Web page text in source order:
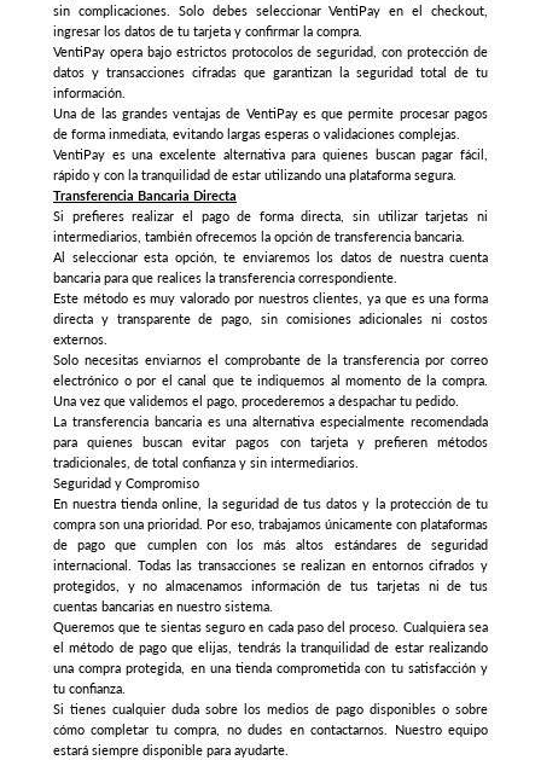
sin complicaciones. Solo debes seleccionar VentiPay en el checkout,
ingresar los datos de tu tarjeta y confirmar la compra.
VentiPay opera bajo estrictos protocolos de seguridad, con protección de
datos y transacciones cifradas que garantizan la seguridad total de tu
información.
Una de las grandes ventajas de VentiPay es que permite procesar pagos
de forma inmediata, evitando largas esperas o validaciones complejas.
VentiPay es una excelente alternativa para quienes buscan pagar fácil,
rápido y con la tranquilidad de estar utilizando una plataforma segura.
Transferencia Bancaria Directa
Si prefieres realizar el pago de forma directa, sin utilizar tarjetas ni
intermediarios, también ofrecemos la opción de transferencia bancaria.
Al seleccionar esta opción, te enviaremos los datos de nuestra cuenta
bancaria para que realices la transferencia correspondiente.
Este método es muy valorado por nuestros clientes, ya que es una forma
directa y transparente de pago, sin comisiones adicionales ni costos
externos.
Solo necesitas enviarnos el comprobante de la transferencia por correo
electrónico o por el canal que te indiquemos al momento de la compra.
Una vez que validemos el pago, procederemos a despachar tu pedido.
La transferencia bancaria es una alternativa especialmente recomendada
para quienes buscan evitar pagos con tarjeta y prefieren métodos
tradicionales, de total confianza y sin intermediarios.
Seguridad y Compromiso
En nuestra tienda online, la seguridad de tus datos y la protección de tu
compra son una prioridad. Por eso, trabajamos únicamente con plataformas
de pago que cumplen con los más altos estándares de seguridad
internacional. Todas las transacciones se realizan en entornos cifrados y
protegidos, y no almacenamos información de tus tarjetas ni de tus
cuentas bancarias en nuestro sistema.
Queremos que te sientas seguro en cada paso del proceso. Cualquiera sea
el método de pago que elijas, tendrás la tranquilidad de estar realizando
una compra protegida, en una tienda comprometida con tu satisfacción y
tu confianza.
Si tienes cualquier duda sobre los medios de pago disponibles o sobre
cómo completar tu compra, no dudes en contactarnos. Nuestro equipo
estará siempre disponible para ayudarte.